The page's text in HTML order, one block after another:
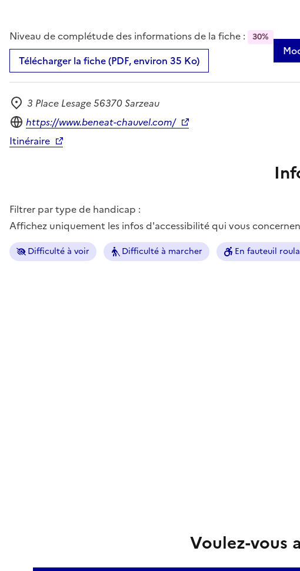
Niveau de complétude des informations de la fiche : 30%
Télécharger la fiche (PDF, environ 35 Ko)
Adresse
3 Place Lesage 56370 Sarzeau
Site internet
https://www.beneat-chauvel.com/
Itinéraire
Filtrer par type de handicap :
Affichez uniquement les infos d'accessibilité qui vous
Difficulté à voir Difficulté à marcher En fauteuil
Voulez-vous